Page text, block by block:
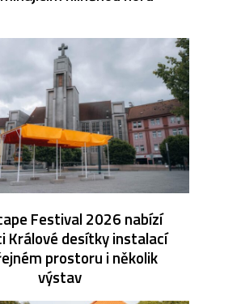
Festival 2026 nabízí
Králové desítky instalací
prostoru i několik
výstav